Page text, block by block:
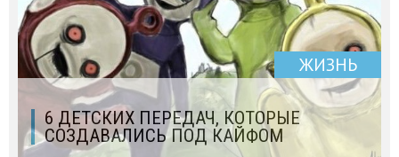
ЖИЗНЬ
6 ДЕТСКИХ ПЕРЕДАЧ, КОТОРЫЕ
СОЗДАВАЛИСЬ ПОД КАЙФОМ